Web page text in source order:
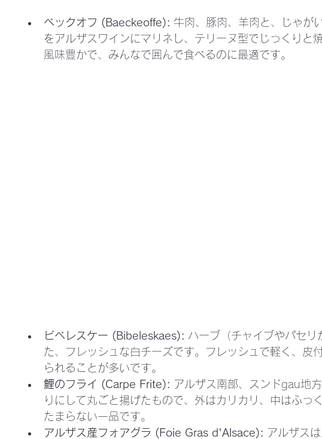
ベックオフ (Baeckeoffe): 牛肉、豚肉、羊肉と、じゃが
をアルザスワインにマリネし、テリーヌ型でじっくりと
風味豊かで、みんなで囲んで食べるのに最適です。
ビベレスケー (Bibeleskaes): ハーブ（チャイブやパセリ
た、フレッシュな白チーズです。フレッシュで軽く、皮
られることが多いです。
鯉のフライ (Carpe Frite):
アルザス南部、スンドgau地
りにして丸ごと揚げたもので、外はカリカリ、中はふっ
たまらない一品です。
アルザス産フォアグラ (Foie Gras d'Alsace):
アルザス